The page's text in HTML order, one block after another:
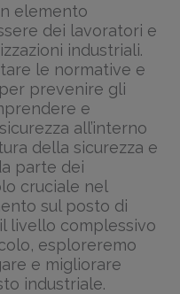
elemento
dei lavoratori e
industriali.
le normative e
prevenire gli
e
all’interno
della sicurezza e
parte dei
cruciale nel
sul posto di
livello complessivo
esploreremo
e migliorare
industriale.